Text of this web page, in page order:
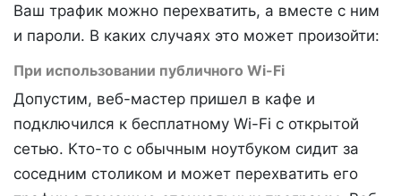
Ваш трафик можно перехватить, а вместе с ним
и пароли. В каких случаях это может произойти:
При использовании публичного Wi-Fi
Допустим, веб-мастер пришел в кафе и
подключился к бесплатному Wi-Fi с открытой
сетью. Кто-то с обычным ноутбуком сидит за
соседним столиком и может перехватить его